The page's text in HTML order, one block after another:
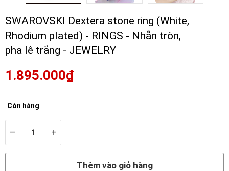
SWAROVSKI Dextera stone ring (White,
Rhodium plated) - RINGS - Nhẫn tròn,
pha lê trắng - JEWELRY
1.895.000₫
Còn hàng
– +
Thêm vào giỏ hàng